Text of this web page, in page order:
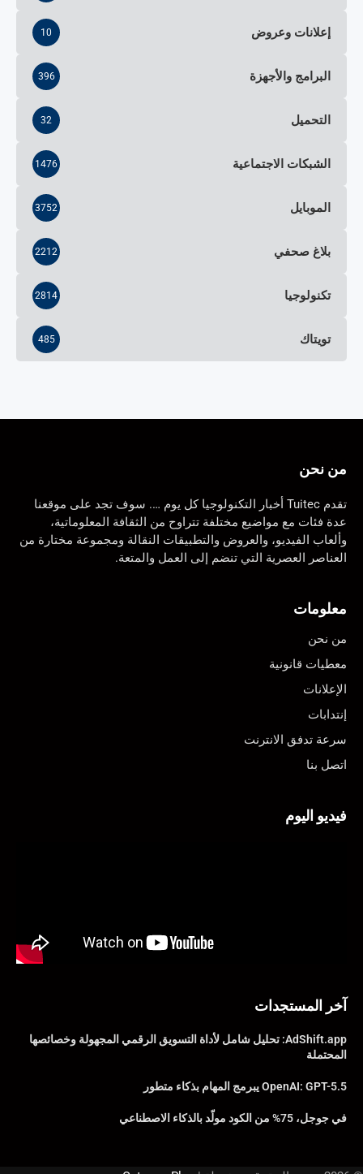
إعلانات وعروض 10
البرامج والأجهزة 396
التحميل 32
الشبكات الاجتماعية 1476
الموبايل 3752
بلاغ صحفي 2212
تكنولوجيا 2814
تويتاك 485
من نحن
تقدم Tuitec أخبار التكنولوجيا كل يوم …. سوف تجد على موقعنا
عدة فئات مع مواضيع مختلفة تتراوح من الثقافة المعلوماتية،
وألعاب الفيديو، والعروض والتطبيقات النقالة ومجموعة مختارة من
العناصر العصرية التي تنضم إلى العمل والمتعة.
معلومات
من نحن
معطيات قانونية
الإعلانات
إنتدابات
سرعة تدفق الانترنت
اتصل بنا
فيديو اليوم
آخر المستجدات
AdShift.app: تحليل شامل لأداة التسويق الرقمي المجهولة وخصائصها
المحتملة
OpenAI: GPT-5.5 يبرمج المهام بذكاء متطور
في جوجل، 75% من الكود مولّد بالذكاء الاصطناعي